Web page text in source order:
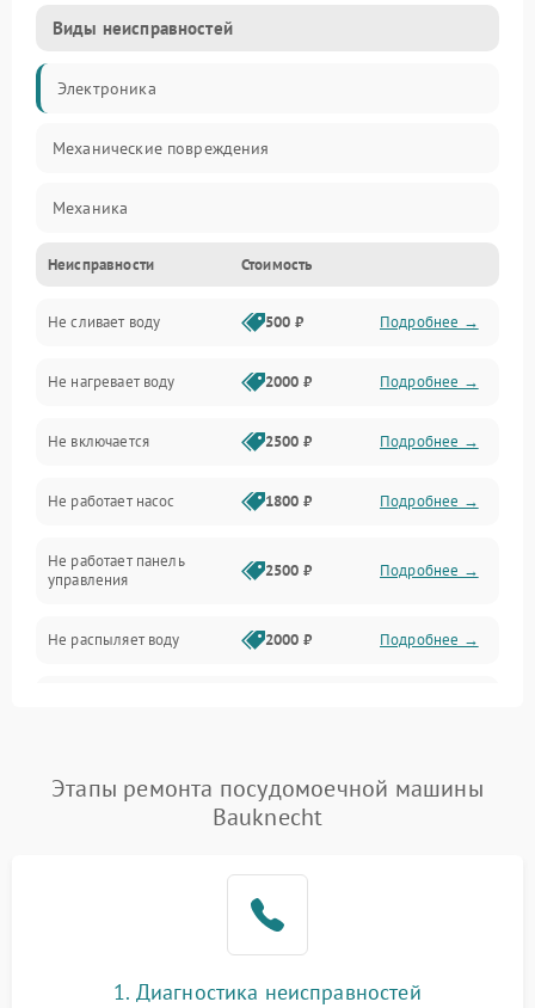
Виды неисправностей
Электроника
Механические повреждения
Механика
Управление
Электропитание
Датчики
Нагрев
Вода
Гигиена
Программное обеспечение
Неисправности Стоимость
Не сливает воду 500 ₽ Подробнее →
Не нагревает воду 2000 ₽ Подробнее →
Не включается 2500 ₽ Подробнее →
Не работает насос 1800 ₽ Подробнее →
Не работает панель
управления
2500 ₽ Подробнее →
Не распыляет воду 2000 ₽ Подробнее →
Проблемы с набором
воды
1800 ₽ Подробнее →
1700 ₽
циркуляционным насосом
2100 ₽ Подробнее →
Этапы ремонта посудомоечной машины
Bauknecht
1. Диагностика неисправностей